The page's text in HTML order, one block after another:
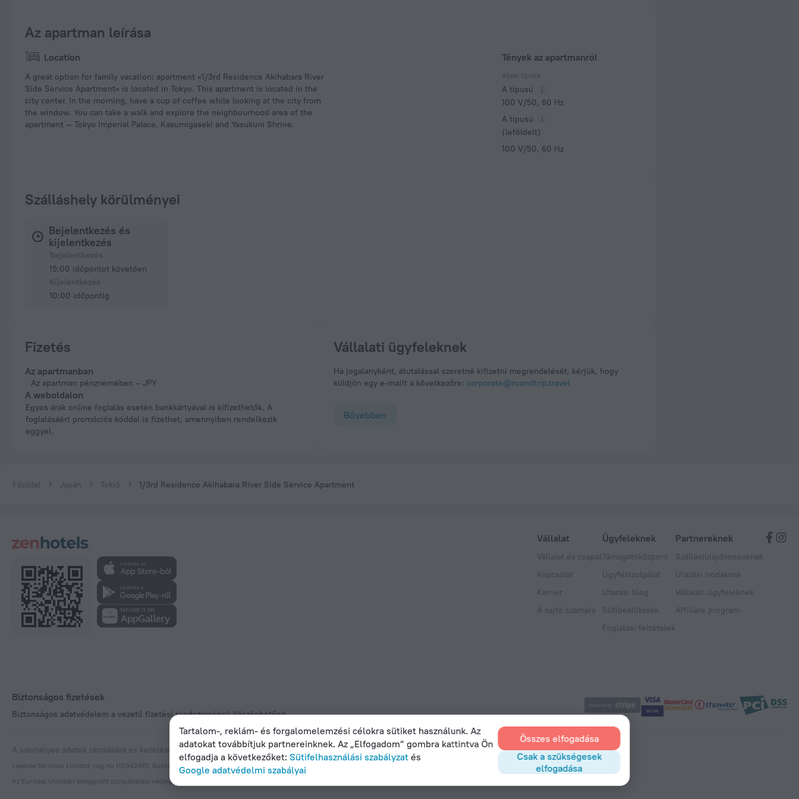
Az apartman leírása
Location
A great option for family vacation: apartment «1/3rd Residence Akihabara River
Side Service Apartment» is located in Tokyo. This apartment is located in the
city center. In the morning, have a cup of coffee while looking at the city from
the window. You can take a walk and explore the neighbourhood area of the
apartment — Tokyo Imperial Palace, Kasumigaseki and Yasukuni Shrine.
Tények az apartmanról
Aljzat típusa
A típusú
100 V/50, 60 Hz
A típusú
(leföldelt)
100 V/50, 60 Hz
Szálláshely körülményei
Bejelentkezés és
kijelentkezés
15:00 időpontot követően
10:00 időpontig
Fizetés
Az apartmanban
Az apartman pénznemében – JPY
A weboldalon
Egyes árak online foglalás esetén bankkártyával is kifizethetők. A
foglalásáért promóciós kóddal is fizethet, amennyiben rendelkezik
eggyel.
Vállalati ügyfeleknek
Ha jogalanyként, átutalással szeretné kifizetni megrendelését, kérjük, hogy
küldjön egy e-mailt a következőre: corporate@roundtrip.travel
Bővebben
Főoldal Japán Tokió 1/3rd Residence Akihabara River Side Service Apartment
Vállalat
Vállalat és csapat
Kapcsolat
Karrier
A sajtó számára
Ügyfeleknek
Támogatóközpont
Ügyfélszolgálat
Utazási blog
Sütibeállítások
Foglalási feltételek
Partnereknek
Szállástulajdonosoknak
Utazási irodáknak
Vállalati ügyfeleknek
Affiliate program
Biztonságos fizetések
Biztonságos adatvédelem a vezető fizetési rendszereknek köszönhetően.
A személyes adatok tárolására és kezelésére vonatkozó szabályzatDigitális szolgáltatási törvény
Leaside Services Limited, reg.no HE342401, Business Address: 17 Karaiskaki Street, Office 22, Agaia Triada, Limassol, Cyprus, 3032
Az Európai Unióban bejegyzett szolgáltatási védjegy
Tartalom-, reklám- és forgalomelemzési célokra sütiket használunk. Az
adatokat továbbítjuk partnereinknek. Az „Elfogadom” gombra kattintva Ön
elfogadja a következőket: Sütifelhasználási szabályzatés
Google adatvédelmi szabályai
Összes elfogadása
Csak a szükségesek
elfogadása